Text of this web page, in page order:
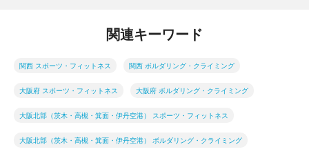
関連キーワード
関西 スポーツ・フィットネス 関西 ボルダリング・クライミング
大阪府 スポーツ・フィットネス 大阪府 ボルダリング・クライミング
大阪北部（茨木・高槻・箕面・伊丹空港） スポーツ・フィットネス
大阪北部（茨木・高槻・箕面・伊丹空港） ボルダリング・クライミング